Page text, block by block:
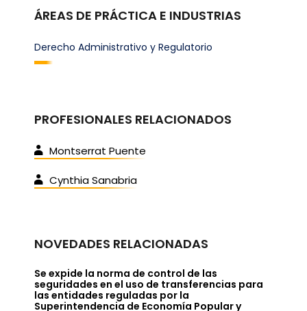
ÁREAS DE PRÁCTICA E INDUSTRIAS
Derecho Administrativo y Regulatorio
PROFESIONALES RELACIONADOS
Montserrat Puente
Cynthia Sanabria
NOVEDADES RELACIONADAS
Se expide la norma de control de las
seguridades en el uso de transferencias para
las entidades reguladas por la
Superintendencia de Economía Popular y